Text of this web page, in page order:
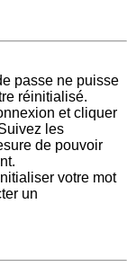
passe ne puisse
réinitialisé.
et cliquer
les
de pouvoir
votre mot
un